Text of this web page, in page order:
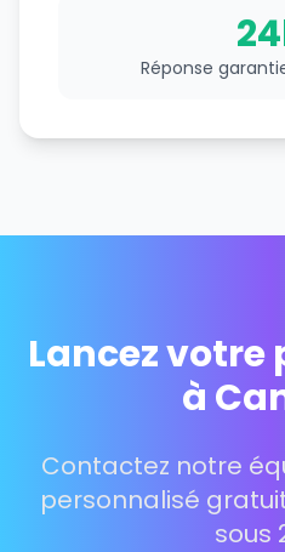
Réponse
Lancez
à
Contactez notre
personnalisé
sous